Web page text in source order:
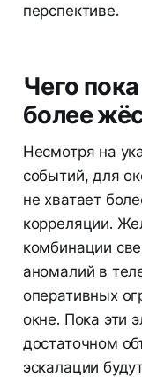
перспективе.
Чего
более
Несмотря на
событий, для
не хватает
корреляции.
комбинации
аномалий в
оперативных
окне. Пока эти
достаточном
эскалации